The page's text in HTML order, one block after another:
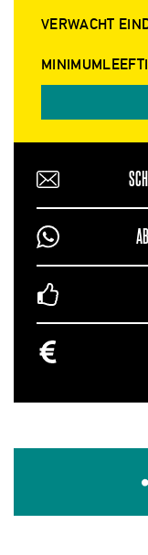
VERWACHT